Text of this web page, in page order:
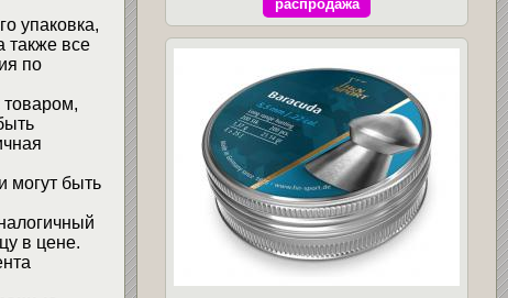
упаковка,
также все
по
могут быть
в цене.
распродажа